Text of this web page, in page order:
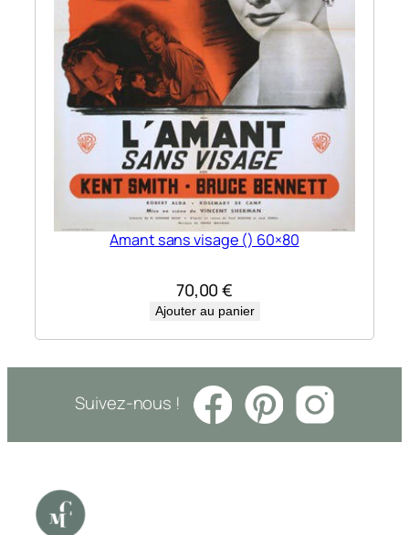
Amant sans visage () 60×80
70,00€
Ajouter au panier
Suivez-nous !